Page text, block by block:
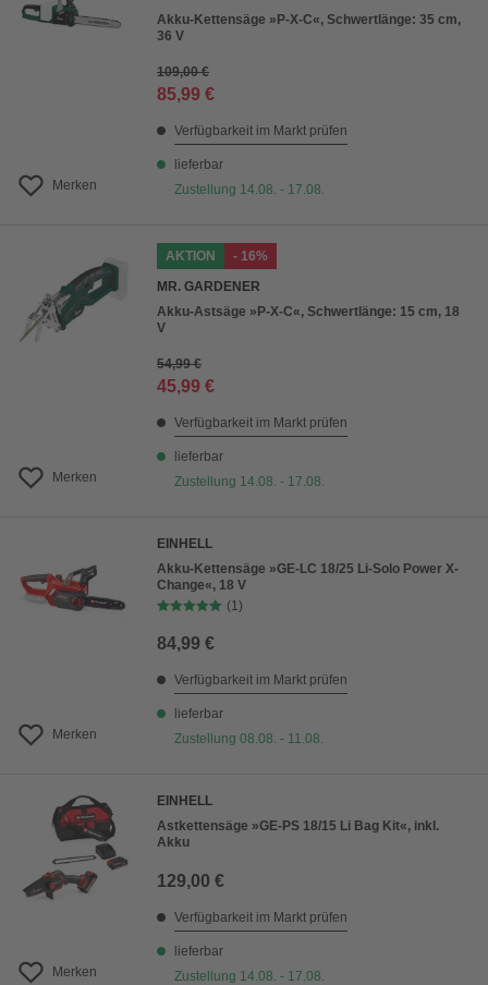
Preis absteigend
Merken
Akku-Kettensäge »P-X-C«, Schwertlänge: 35 cm,
36 V
109,00 €
85,99 €
Verfügbarkeit im Markt prüfen
lieferbar
Zustellung 14.08. - 17.08.
Merken
AKTION
- 16%
MR. GARDENER
Akku-Astsäge »P-X-C«, Schwertlänge: 15 cm, 18
V
54,99 €
45,99 €
Verfügbarkeit im Markt prüfen
lieferbar
Zustellung 14.08. - 17.08.
Merken
EINHELL
Akku-Kettensäge »GE-LC 18/25 Li-Solo Power X-
Change«, 18 V
(1)
84,99 €
Verfügbarkeit im Markt prüfen
lieferbar
Zustellung 08.08. - 11.08.
Merken
EINHELL
Astkettensäge »GE-PS 18/15 Li Bag Kit«, inkl.
Akku
129,00 €
Verfügbarkeit im Markt prüfen
lieferbar
Zustellung 14.08. - 17.08.